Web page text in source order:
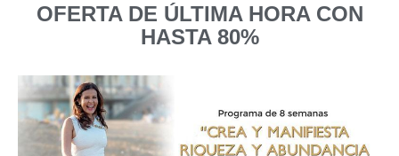
OFERTA DE ÚLTIMA HORA CON
HASTA 80%